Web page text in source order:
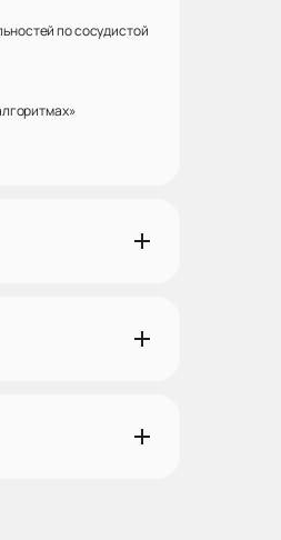
по сосудистой